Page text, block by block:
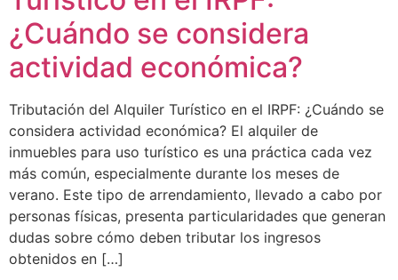
¿Cuándo se considera
actividad económica?
Tributación del Alquiler Turístico en el IRPF: ¿Cuándo se
considera actividad económica? El alquiler de
inmuebles para uso turístico es una práctica cada vez
más común, especialmente durante los meses de
verano. Este tipo de arrendamiento, llevado a cabo por
personas físicas, presenta particularidades que generan
dudas sobre cómo deben tributar los ingresos
obtenidos en […]